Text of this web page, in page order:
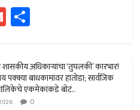
G
m
ail e
अधिकार्‍यांचा ‘तुघलकी’ कारभार!
पक्क्या बांधकामांवर हातोडा; सार्वजिक
एकमेकांकडे बोटं..
0